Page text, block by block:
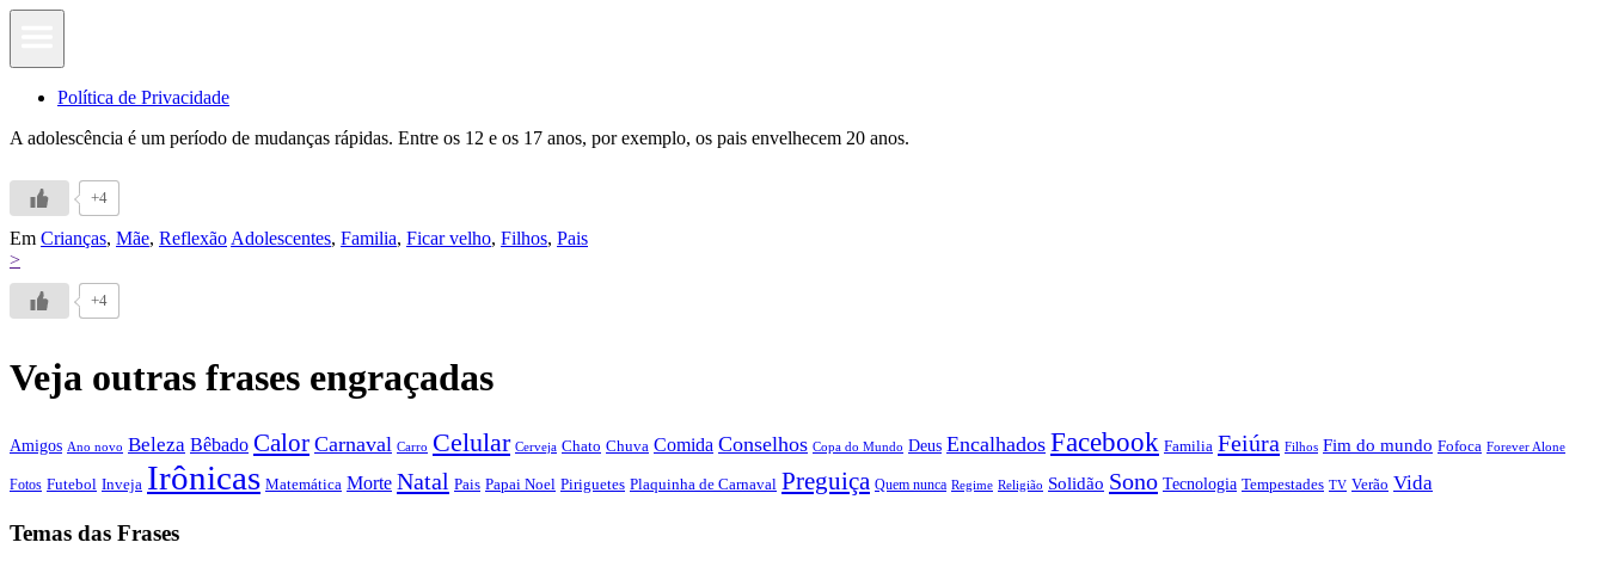
Política de Privacidade
A adolescência é um período de mudanças rápidas. Entre os 12 e os 17 anos, por exemplo, os pais envelhecem 20 anos.
+4
Em Crianças, Mãe, Reflexão Adolescentes, Familia, Ficar velho, Filhos, Pais
>
+4
Veja outras frases engraçadas
Amigos Ano novo Beleza Bêbado Calor Carnaval Carro Celular Cerveja Chato Chuva Comida Conselhos Copa do Mundo Deus Encalhados Facebook Familia Feiúra Filhos Fim do mundo Fofoca Forever Alone
Fotos Futebol Inveja Irônicas Matemática Morte Natal Pais Papai Noel Piriguetes Plaquinha de Carnaval Preguiça Quem nunca Regime Religião Solidão Sono Tecnologia Tempestades TV Verão Vida
Temas das Frases